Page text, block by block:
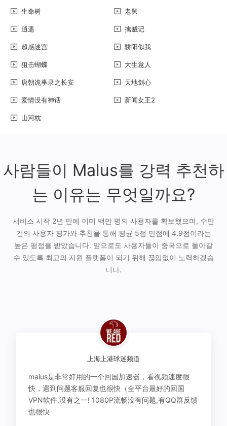
生命树 老舅
逍遥 擒贼记
超感迷宫 骄阳似我
狙击蝴蝶 大生意人
唐朝诡事录之长安 天地剑心
爱情没有神话 新闻女王2
山河枕
사람들이 Malus를 강력 추천하
는 이유는 무엇일까요?
서비스 시작 2년 만에 이미 백만 명의 사용자를 확보했으며, 수만
건의 사용자 평가와 추천을 통해 평균 5점 만점에 4.9점이라는
높은 평점을 받았습니다. 앞으로도 사용자들이 중국으로 돌아갈
수 있도록 최고의 지원 플랫폼이 되기 위해 끊임없이 노력하겠습
니다.
上海上港球迷频道
malus是非常好用的一个回国加速器，看视频速度很
快，遇到问题客服回复也很快（全平台最好的回国
VPN软件,没有之一! 1080P流畅没有问题,有QQ群反馈
也很快